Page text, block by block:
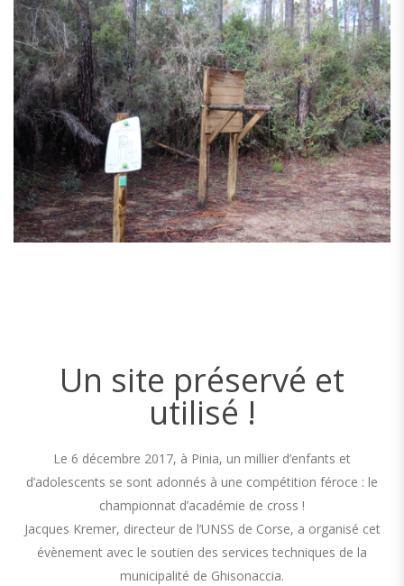
Un site préservé et
utilisé !
Le 6 décembre 2017, à Pinia, un millier d’enfants et
d’adolescents se sont adonnés à une compétition féroce : le
championnat d’académie de cross !
Jacques Kremer, directeur de l’UNSS de Corse, a organisé cet
évènement avec le soutien des services techniques de la
municipalité de Ghisonaccia.